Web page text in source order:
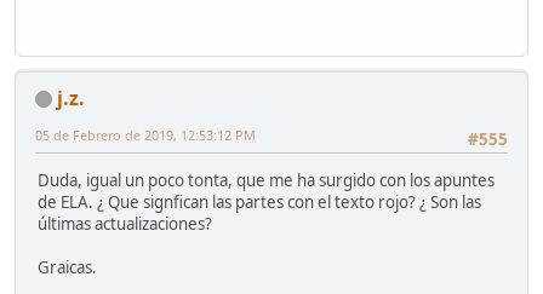
j.z.
#555
05 de Febrero de 2019, 12:53:12 PM
Duda, igual un poco tonta, que me ha surgido con los apuntes
de ELA. ¿ Que signfican las partes con el texto rojo? ¿ Son las
últimas actualizaciones?
Graicas.